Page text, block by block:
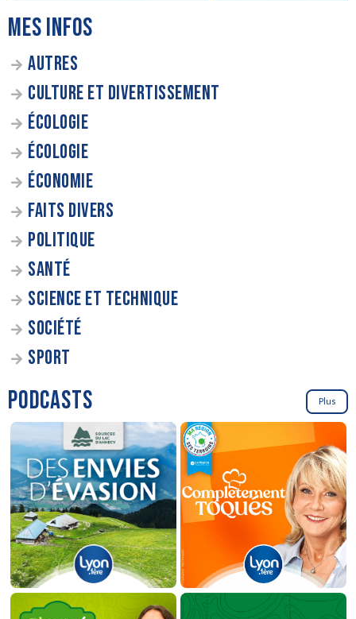
MES INFOS
AUTRES
CULTURE ET DIVERTISSEMENT
ÉCOLOGIE
ÉCOLOGIE
ÉCONOMIE
FAITS DIVERS
POLITIQUE
SANTÉ
SCIENCE ET TECHNIQUE
SOCIÉTÉ
SPORT
PODCASTS Plus